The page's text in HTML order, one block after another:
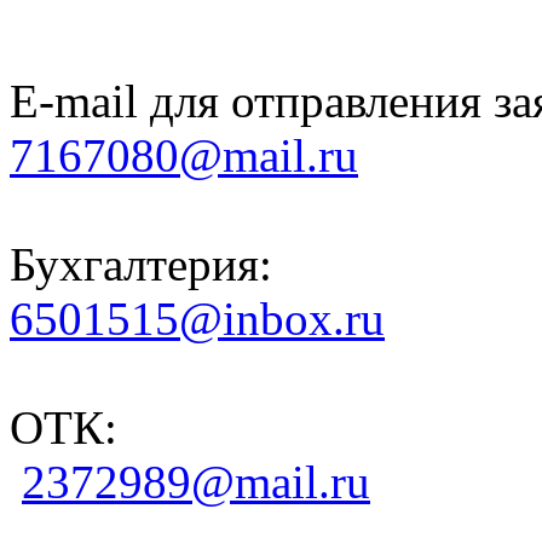
E-mail для отправления
7167080@mail.ru
Бухгалтерия:
6501515@inbox.ru
ОТК:
2372989@mail.ru